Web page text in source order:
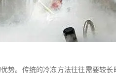
。传统的冷冻方法往往需要较长